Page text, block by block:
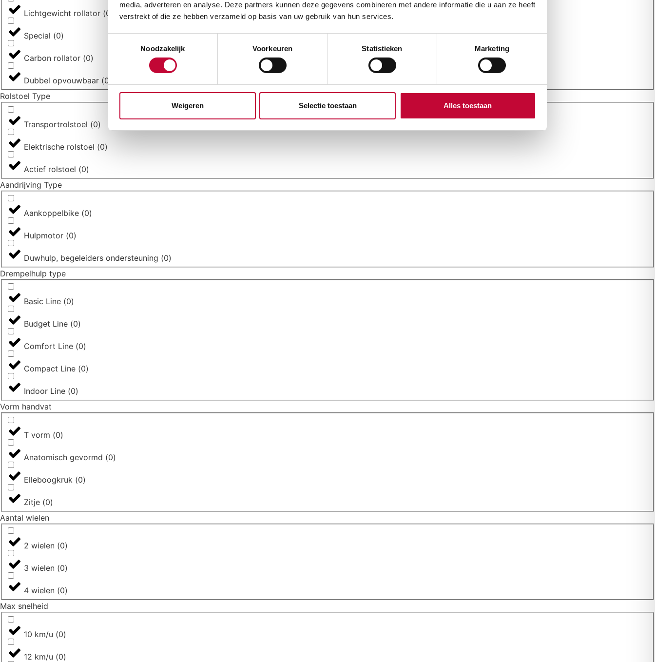
media, adverteren en analyse. Deze partners kunnen deze gegevens combineren met andere informatie die u aan ze heeft
verstrekt of die ze hebben verzameld op basis van uw gebruik van hun services.
Noodzakelijk
Voorkeuren Statistieken Marketing
Weigeren Selectie toestaan Alles toestaan
Lichtgewicht rollator (0
Special (0)
Carbon rollator (0)
Dubbel opvouwbaar (0
Rolstoel Type
Transportrolstoel (0)
Elektrische rolstoel (0)
Actief rolstoel (0)
Aandrijving Type
Aankoppelbike (0)
Hulpmotor (0)
Duwhulp, begeleiders ondersteuning (0)
Drempelhulp type
Basic Line (0)
Budget Line (0)
Comfort Line (0)
Compact Line (0)
Indoor Line (0)
Vorm handvat
T vorm (0)
Anatomisch gevormd (0)
Elleboogkruk (0)
Zitje (0)
Aantal wielen
2 wielen (0)
3 wielen (0)
4 wielen (0)
Max snelheid
10 km/u (0)
12 km/u (0)